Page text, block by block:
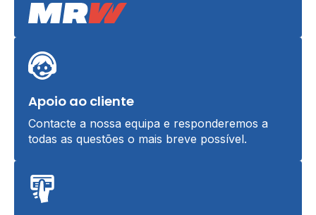
Apoio ao cliente
Contacte a nossa equipa e responderemos a
todas as questões o mais breve possível.